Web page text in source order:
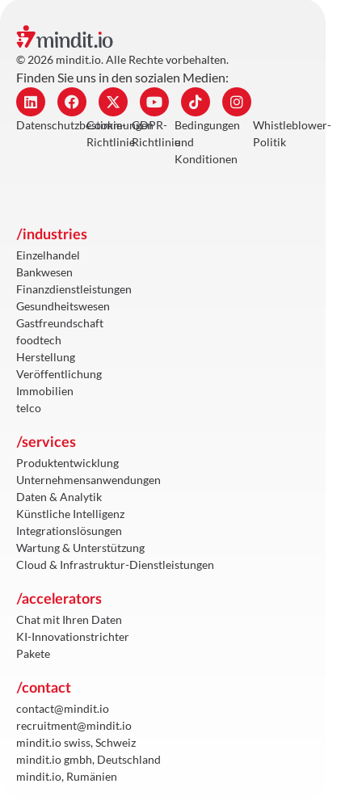
© 2026 mindit.io. Alle Rechte vorbehalten.
Finden Sie uns in den sozialen Medien:
Datenschutzbestimmungen
Cookie-
Richtlinie
GDPR-
Richtlinie
Bedingungen
und
Konditionen
Whistleblower-
Politik
/industries
Einzelhandel
Bankwesen
Finanzdienstleistungen
Gesundheitswesen
Gastfreundschaft
foodtech
Herstellung
Veröffentlichung
Immobilien
telco
/services
Produktentwicklung
Unternehmensanwendungen
Daten & Analytik
Künstliche Intelligenz
Integrationslösungen
Wartung & Unterstützung
Cloud & Infrastruktur-Dienstleistungen
/accelerators
Chat mit Ihren Daten
KI-Innovationstrichter
Pakete
/contact
contact@mindit.io
recruitment@mindit.io
mindit.io swiss, Schweiz
mindit.io gmbh, Deutschland
mindit.io, Rumänien